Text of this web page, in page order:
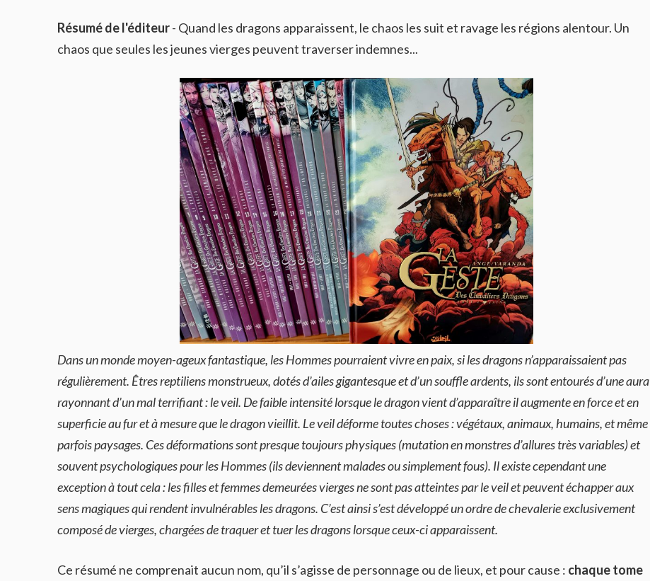
Résumé de l'éditeur- Quand les dragons apparaissent, le chaos les suit et ravage les régions alentour. Un
chaos que seules les jeunes vierges peuvent traverser indemnes...
Dans un monde moyen-ageux fantastique, les Hommes pourraient vivre en paix, si les dragons n’apparaissaient pas
régulièrement. Êtres reptiliens monstrueux, dotés d’ailes gigantesque et d’un souffle ardents, ils sont entourés d’une aura
rayonnant d’un mal terrifiant : le veil. De faible intensité lorsque le dragon vient d’apparaître il augmente en force et en
superficie au fur et à mesure que le dragon vieillit. Le veil déforme toutes choses : végétaux, animaux, humains, et même
parfois paysages. Ces déformations sont presque toujours physiques (mutation en monstres d’allures très variables) et
souvent psychologiques pour les Hommes (ils deviennent malades ou simplement fous). Il existe cependant une
exception à tout cela : les filles et femmes demeurées vierges ne sont pas atteintes par le veil et peuvent échapper aux
sens magiques qui rendent invulnérables les dragons. C’est ainsi s’est développé un ordre de chevalerie exclusivement
composé de vierges, chargées de traquer et tuer les dragons lorsque ceux-ci apparaissent.
Ce résumé ne comprenait aucun nom, qu’il s’agisse de personnage ou de lieux, et pour cause : chaque tome